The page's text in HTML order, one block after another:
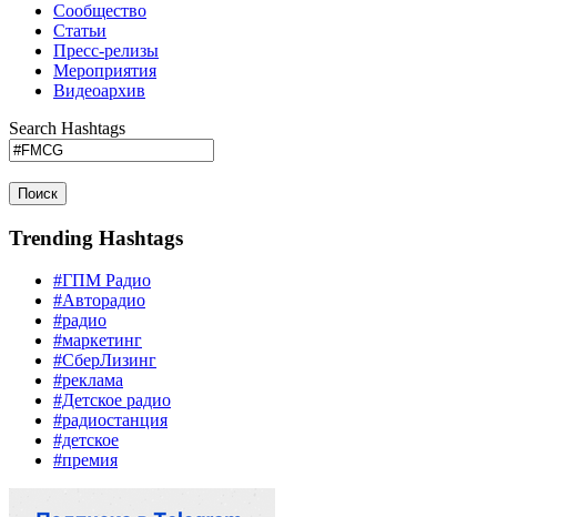
Сообщество
Статьи
Пресс-релизы
Мероприятия
Видеоархив
Search Hashtags
Поиск
Trending Hashtags
#ГПМ Радио
#Авторадио
#радио
#маркетинг
#СберЛизинг
#реклама
#Детское радио
#радиостанция
#детское
#премия